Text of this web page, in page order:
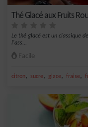
Thé Glacé aux Fruits
Le thé glacé est un classique
l'ass...
Facile
citron, sucre, glace, fraise,